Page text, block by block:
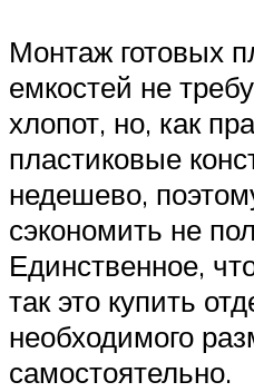
Монтаж готовых
емкостей не
хлопот, но, как
пластиковые
недешево,
сэкономить не
Единственное,
так это купить
необходимого
самостоятельно.